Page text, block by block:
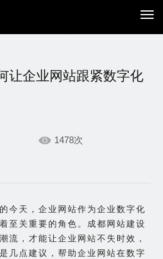
累持续专注，
的你。
让企业网站跟紧数字化
1478次
今天，企业网站作为企业数字化
至关重要的角色。成都网站建设
流，才能让企业网站不失时效，
几点建议，帮助企业网站在数字